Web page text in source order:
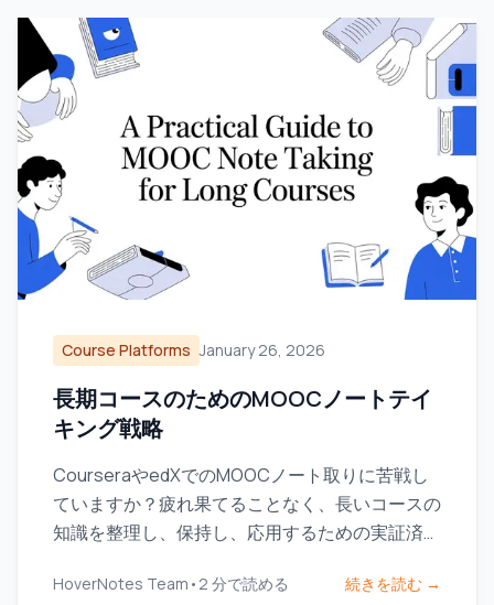
Course Platforms January 26, 2026
長期コースのためのMOOCノートテイ
キング戦略
CourseraやedXでのMOOCノート取りに苦戦し
ていますか？疲れ果てることなく、長いコースの
知識を整理し、保持し、応用するための実証済み
HoverNotes Team • 2 分で読める 続きを読む →